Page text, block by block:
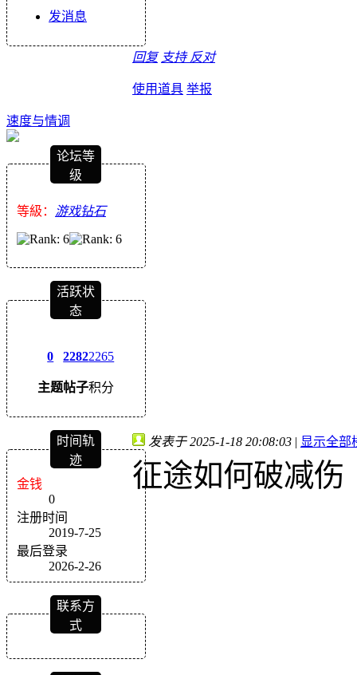
发消息
回复 支持 反对
使用道具 举报
速度与情调
论坛等
级
等級： 游戏钻石
活跃状
态
0
主题
2282
帖子
2265
积分
时间轨
迹
金钱
0
注册时间
2019-7-25
最后登录
2026-2-26
联系方
式
发表于 2025-1-18 20:08:03 | 显示全部
征途如何破减伤